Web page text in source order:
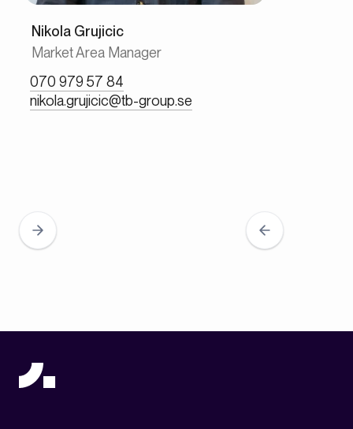
Nikola Grujicic
Market Area Manager
070 979 57 84
nikola.grujicic@tb-group.se